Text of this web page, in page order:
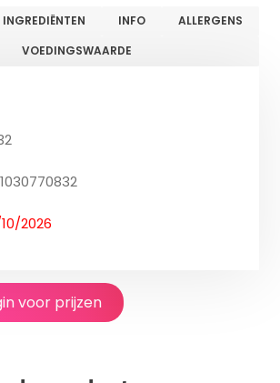
INGREDIËNTEN INFO
ALLERGENS
VOEDINGSWAARDE
2026
voor prijzen